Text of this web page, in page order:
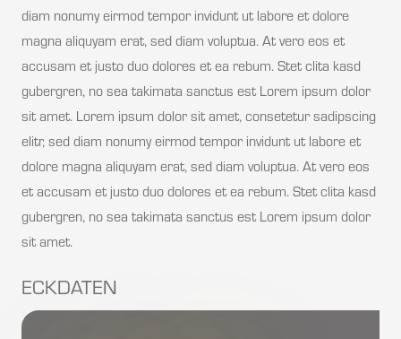
diam nonumy eirmod tempor invidunt ut labore et dolore
magna aliquyam erat, sed diam voluptua. At vero eos et
accusam et justo duo dolores et ea rebum. Stet clita kasd
gubergren, no sea takimata sanctus est Lorem ipsum dolor
sit amet. Lorem ipsum dolor sit amet, consetetur sadipscing
elitr, sed diam nonumy eirmod tempor invidunt ut labore et
dolore magna aliquyam erat, sed diam voluptua. At vero eos
et accusam et justo duo dolores et ea rebum. Stet clita kasd
gubergren, no sea takimata sanctus est Lorem ipsum dolor
sit amet.
ECKDATEN